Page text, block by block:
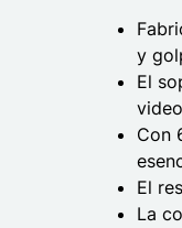
y
El
Con
El
La